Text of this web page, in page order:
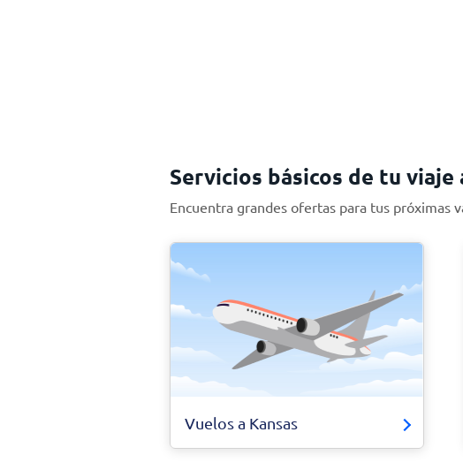
Servicios básicos de tu viaje
Encuentra grandes ofertas para tus próximas
Vuelos a Kansas